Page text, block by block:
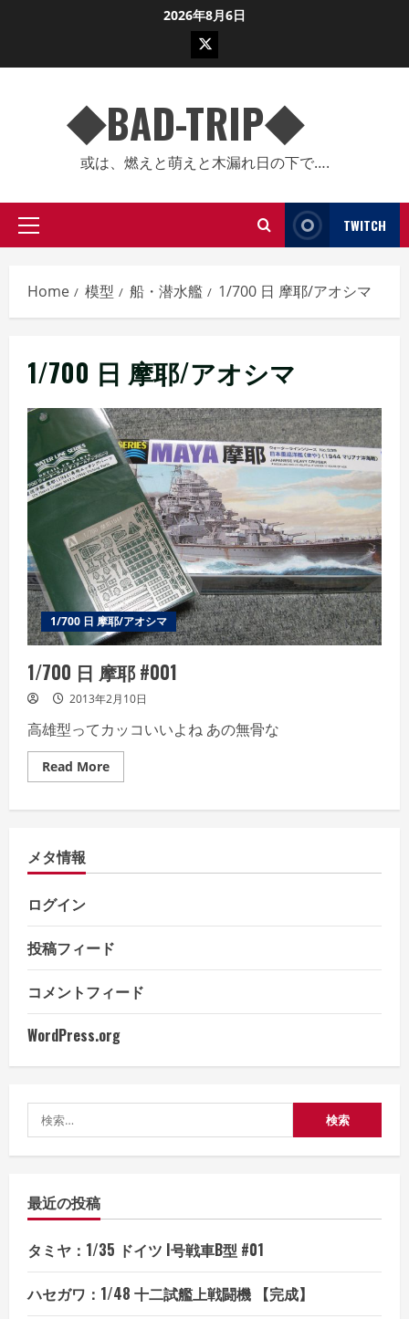
2026年8月6日
twitter
◆BAD-TRIP◆
或は、燃えと萌えと木漏れ日の下で….
Primary
TWITCH
Home 模型 船・潜水艦 1/700 日 摩耶/アオシマ
1/700 日 摩耶/アオシマ
1/700 日 摩耶/アオシマ
1/700 日 摩耶 #001
2013年2月10日
高雄型ってカッコいいよね あの無骨な
Read MoreRead
more
メタ情報
ログイン
投稿フィード
コメントフィード
WordPress.org
索:
最近の投稿
タミヤ：1/35 ドイツ I号戦車B型 #01
ハセガワ：1/48 十二試艦上戦闘機 【完成】